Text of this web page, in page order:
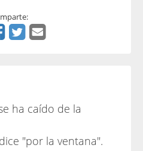
ha caído de la
"por la ventana".